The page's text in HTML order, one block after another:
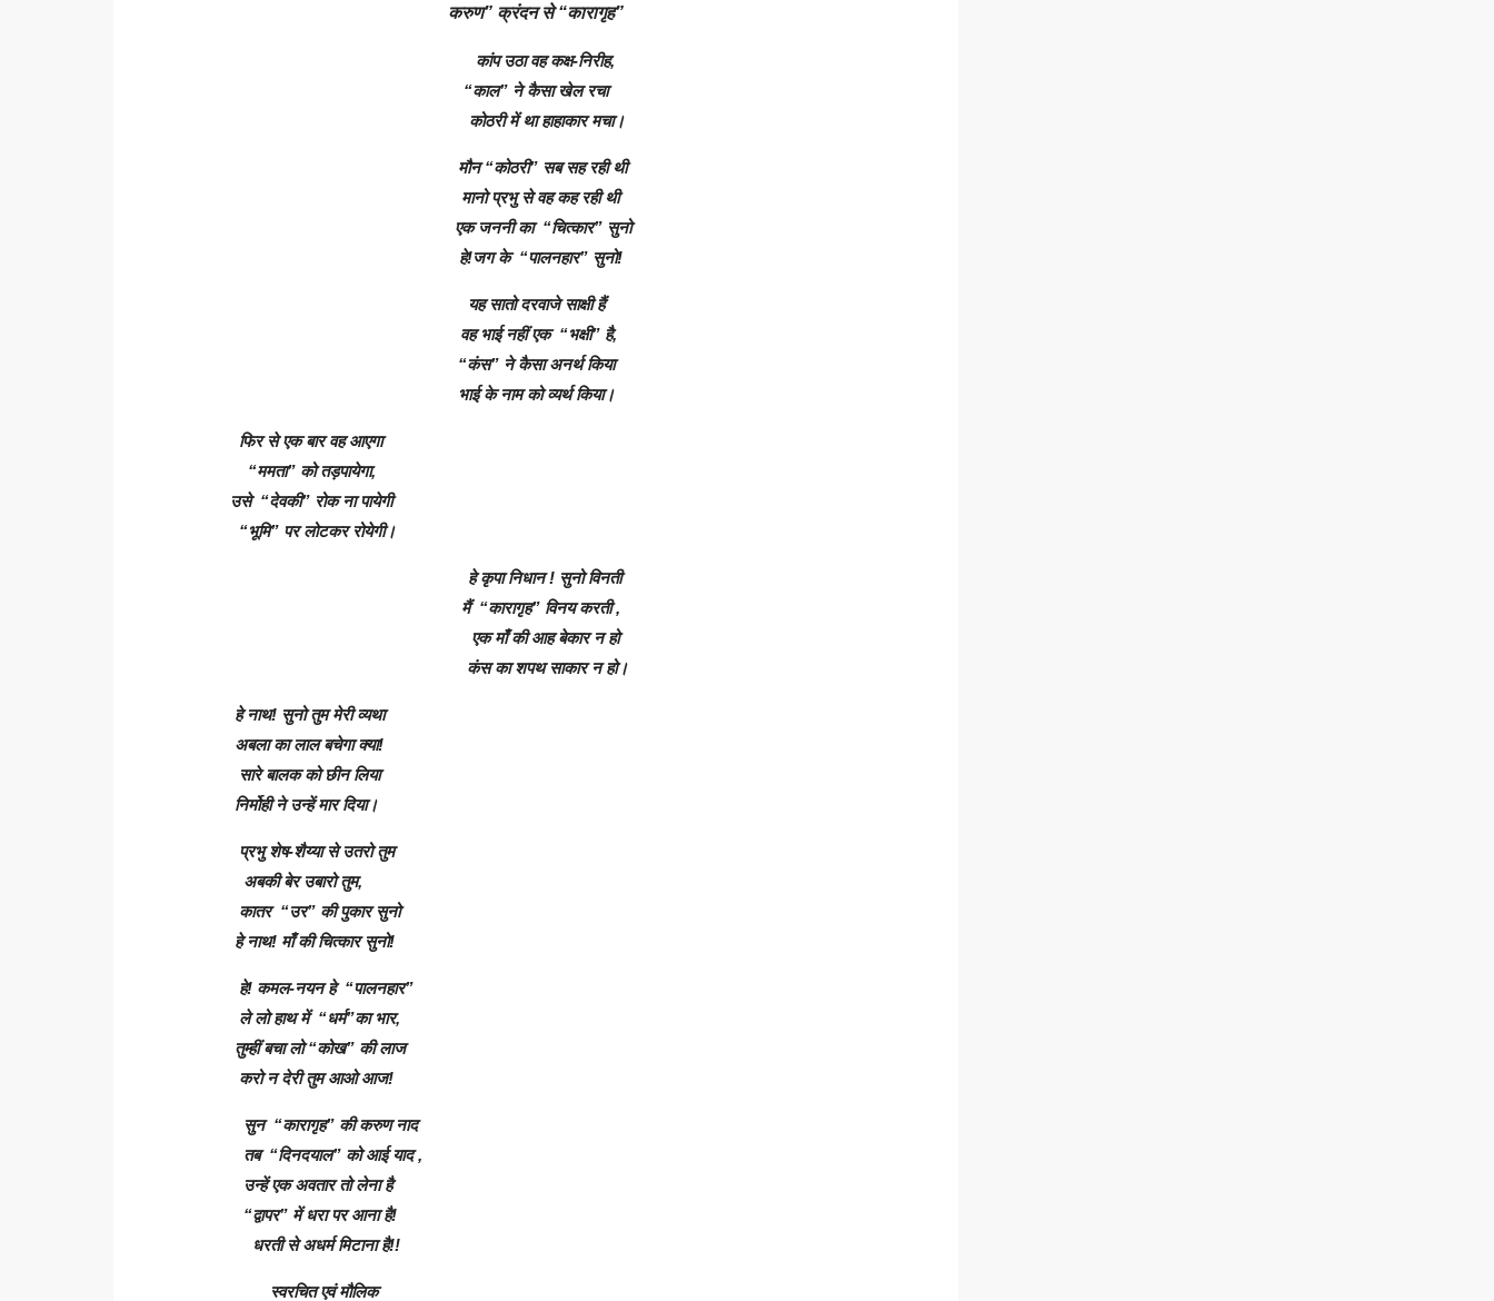
करुण” क्रंदन से “कारागृह”
कांप उठा वह कक्ष-निरीह,
“काल” ने कैसा खेल रचा
कोठरी में था हाहाकार मचा।
मौन “कोठरी” सब सह रही थी
मानो प्रभु से वह कह रही थी
एक जननी का “चित्कार” सुनो
हे!जग के “पालनहार” सुनो!
यह सातो दरवाजे साक्षी हैं
वह भाई नहीं एक “भक्षी” है,
“कंस” ने कैसा अनर्थ किया
भाई के नाम को व्यर्थ किया।
फिर से एक बार वह आएगा
“ममता” को तड़पायेगा,
उसे “देवकी” रोक ना पायेगी
“भूमि” पर लोटकर रोयेगी।
हे कृपा निधान ! सुनो विनती
मैं “कारागृह” विनय करती ,
एक माँ की आह बेकार न हो
कंस का शपथ साकार न हो।
हे नाथ! सुनो तुम मेरी व्यथा
अबला का लाल बचेगा क्या!
सारे बालक को छीन लिया
निर्मोही ने उन्हें मार दिया।
प्रभु शेष-शैय्या से उतरो तुम
अबकी बेर उबारो तुम,
कातर “उर” की पुकार सुनो
हे नाथ! माँ की चित्कार सुनो!
हे! कमल-नयन हे “पालनहार”
ले लो हाथ में “धर्म”का भार,
तुम्हीं बचा लो “कोख” की लाज
करो न देरी तुम आओ आज!
सुन “कारागृह” की करुण नाद
तब “दिनदयाल” को आई याद ,
उन्हें एक अवतार तो लेना है
“द्वापर” में धरा पर आना है!
धरती से अधर्म मिटाना है!!
स्वरचित एवं मौलिक